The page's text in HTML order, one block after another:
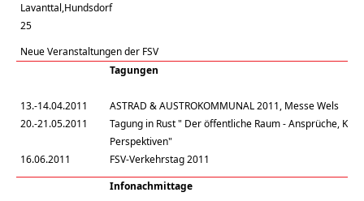
Lavanttal,Hundsdorf
25
Neue Veranstaltungen der FSV
Tagungen
13.-14.04.2011
ASTRAD & AUSTROKOMMUNAL 2011, Messe Wels
20.-21.05.2011
Tagung in Rust " Der öffentliche Raum - Ansprüche,
Perspektiven"
16.06.2011
FSV-Verkehrstag 2011
Infonachmittage